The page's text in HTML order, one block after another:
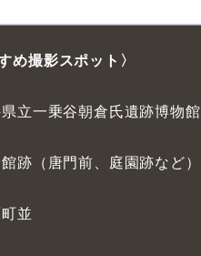
め撮影スポット〉
県立一乗谷朝倉氏遺跡博物館
跡（唐門前、庭園跡など）
並